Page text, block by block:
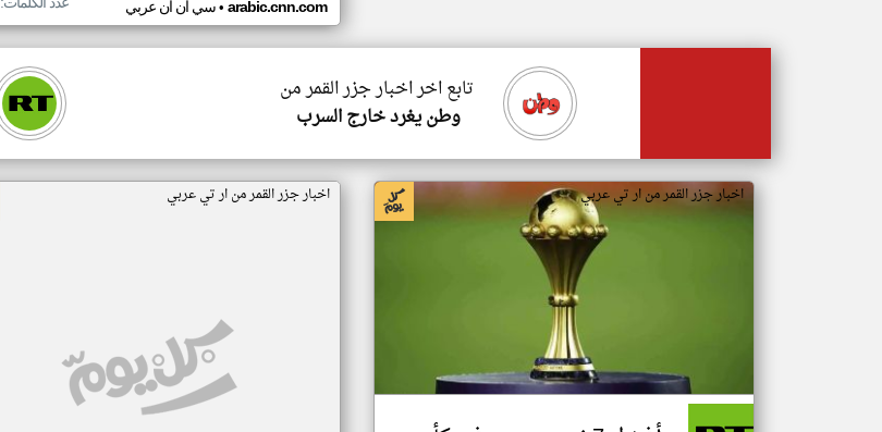
سي ان ان عربي• arabic.cnn.com
تابع اخر اخبار جزر القمر من
وطن يغرد خارج السرب
اخبار جزر القمر من ار تي عربي اخبار جزر القمر من ار تي عربي